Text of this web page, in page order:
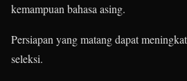
kemampuan bahasa asing.
Persiapan yang matang dapat
seleksi.